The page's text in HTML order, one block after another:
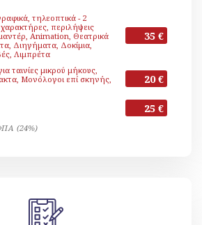
τηλεοπτικά - 2
περιλήψεις
Animation, Θεατρικά
Διηγήματα, Δοκίμια,
Λιμπρέτα
35 €
ταινίες μικρού μήκους,
Μονόλογοι επί σκηνής,
20 €
25 €
(24%)